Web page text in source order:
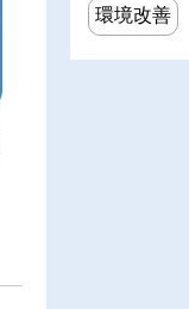
環境改善